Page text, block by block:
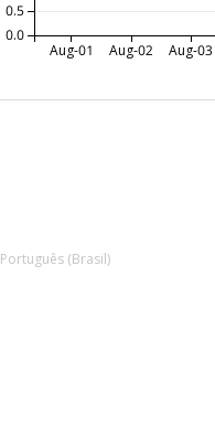
Aug-01 Aug-02 Aug-03
0.0
0.5
Português (Brasil)